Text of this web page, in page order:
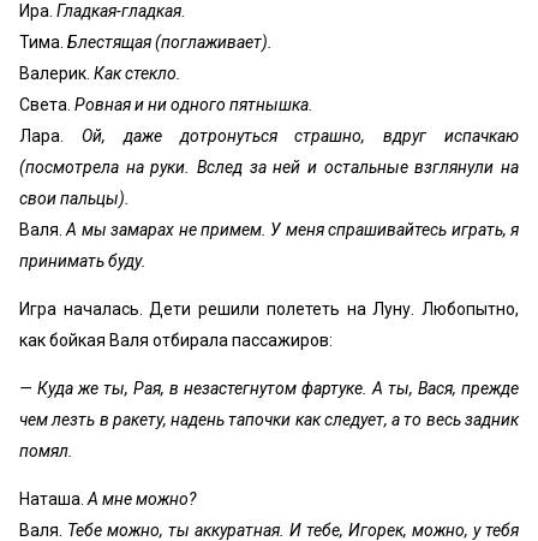
Ира. Гладкая-гладкая
Тима. Блестящая (поглаживает).
Валерик. Как стекло.
Света. Ровная и ни одного пятнышка.
Лара. Ой, даже дотронуться страшно, вдруг испачкаю
(посмотрела на руки. Вслед за ней и остальные взглянули на
свои пальцы).
Валя.А мы замарах не примем. У меня спрашивайтесь играть, я
принимать буду.
Игра началась. Дети решили полететь на Луну. Любопытно,
как бойкая Валя отбирала пассажиров:
— Куда же ты, Рая, в незастегнутом фартуке. А ты, Вася, прежде
чем лезть в ракету, надень тапочки как следует, а то весь задник
помял.
Наташа. А мне можно?
Валя. Тебе можно, ты аккуратная. И тебе, Игорек, можно, у тебя